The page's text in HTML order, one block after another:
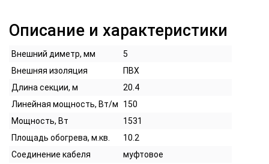
Описание и характеристики
Внешний диметр, мм
5
Внешняя изоляция
ПВХ
Длина секции, м
20.4
Линейная мощность, Вт/м
150
Мощность, Вт
1531
Площадь обогрева, м.кв.
10.2
Соединение кабеля
муфтовое